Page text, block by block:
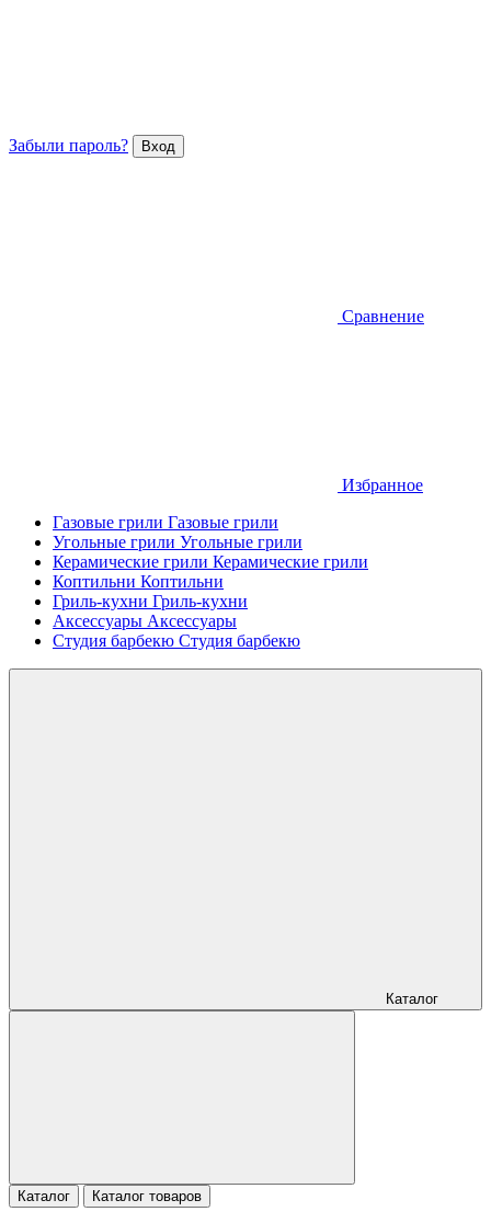
Забыли пароль?
Сравнение
Избранное
Газовые грили Газовые грили
Угольные грили Угольные грили
Керамические грили Керамические грили
Коптильни Коптильни
Гриль-кухни Гриль-кухни
Аксессуары Аксессуары
Студия барбекю Студия барбекю
Каталог
Каталог Каталог товаров